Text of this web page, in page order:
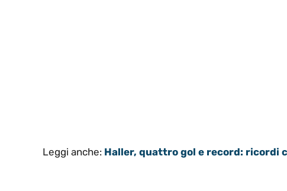
Leggi anche: Haller, quattro gol e record: ricordi